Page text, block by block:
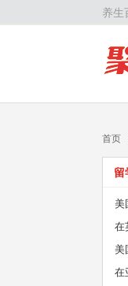
养生
首页
美
在
美
在